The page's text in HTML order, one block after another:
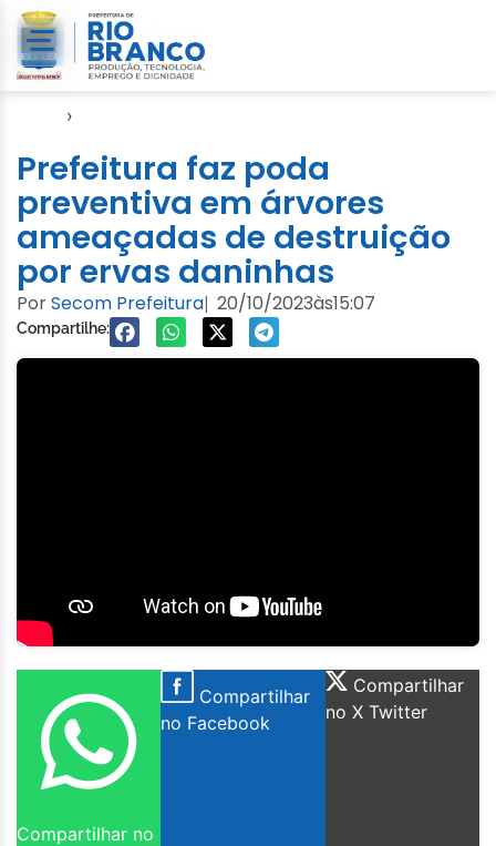
›
Prefeitura faz poda
preventiva em árvores
ameaçadas de destruição
por ervas daninhas
PorSecom Prefeitura| 20/10/2023às15:07
Compartilhe:
Compartilhar no
Compartilhar
no Facebook
Compartilhar
no X Twitter